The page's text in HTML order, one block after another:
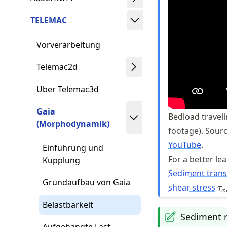
TELEMAC
Vorverarbeitung
Telemac2d
Über Telemac3d
Gaia
(Morphodynamik)
Einführung und
Kupplung
Grundaufbau von Gaia
Belastbarkeit
Bedload
footage).
YouTube.
For a better
Sediment
shear stress τx
Sediment